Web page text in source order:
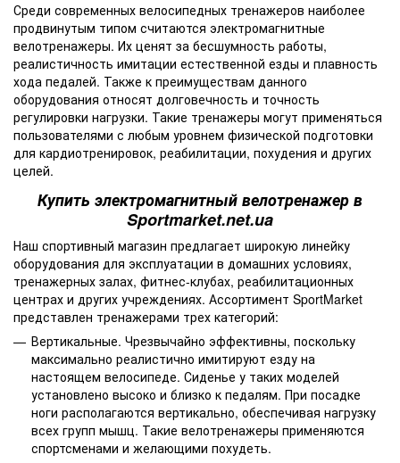
Среди современных велосипедных тренажеров наиболее
продвинутым типом считаются электромагнитные
велотренажеры. Их ценят за бесшумность работы,
реалистичность имитации естественной езды и плавность
хода педалей. Также к преимуществам данного
оборудования относят долговечность и точность
регулировки нагрузки. Такие тренажеры могут применяться
пользователями с любым уровнем физической подготовки
для кардиотренировок, реабилитации, похудения и других
целей.
Купить электромагнитный велотренажер в
Sportmarket.net.ua
Наш спортивный магазин предлагает широкую линейку
оборудования для эксплуатации в домашних условиях,
тренажерных залах, фитнес-клубах, реабилитационных
центрах и других учреждениях. Ассортимент SportMarket
представлен тренажерами трех категорий:
Вертикальные. Чрезвычайно эффективны, поскольку
максимально реалистично имитируют езду на
настоящем велосипеде. Сиденье у таких моделей
установлено высоко и близко к педалям. При посадке
ноги располагаются вертикально, обеспечивая нагрузку
всех групп мышц. Такие велотренажеры применяются
спортсменами и желающими похудеть.